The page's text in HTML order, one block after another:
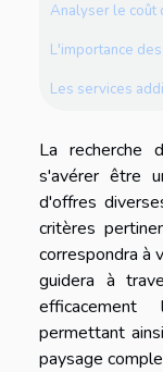
Analyser le coût
L'importance
Les services
La recherche
s'avérer être
d'offres
critères
correspondra à
guidera à
efficacement
permettant
paysage